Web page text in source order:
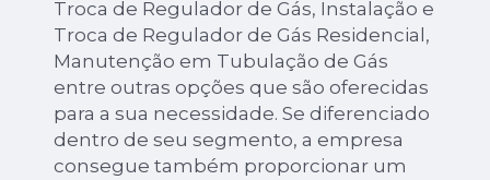
Troca de Regulador de Gás, Instalação e
Troca de Regulador de Gás Residencial,
Manutenção em Tubulação de Gás
entre outras opções que são oferecidas
para a sua necessidade. Se diferenciado
dentro de seu segmento, a empresa
consegue também proporcionar um